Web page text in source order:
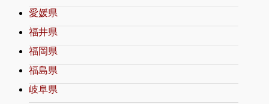
愛媛県
福井県
福岡県
福島県
岐阜県